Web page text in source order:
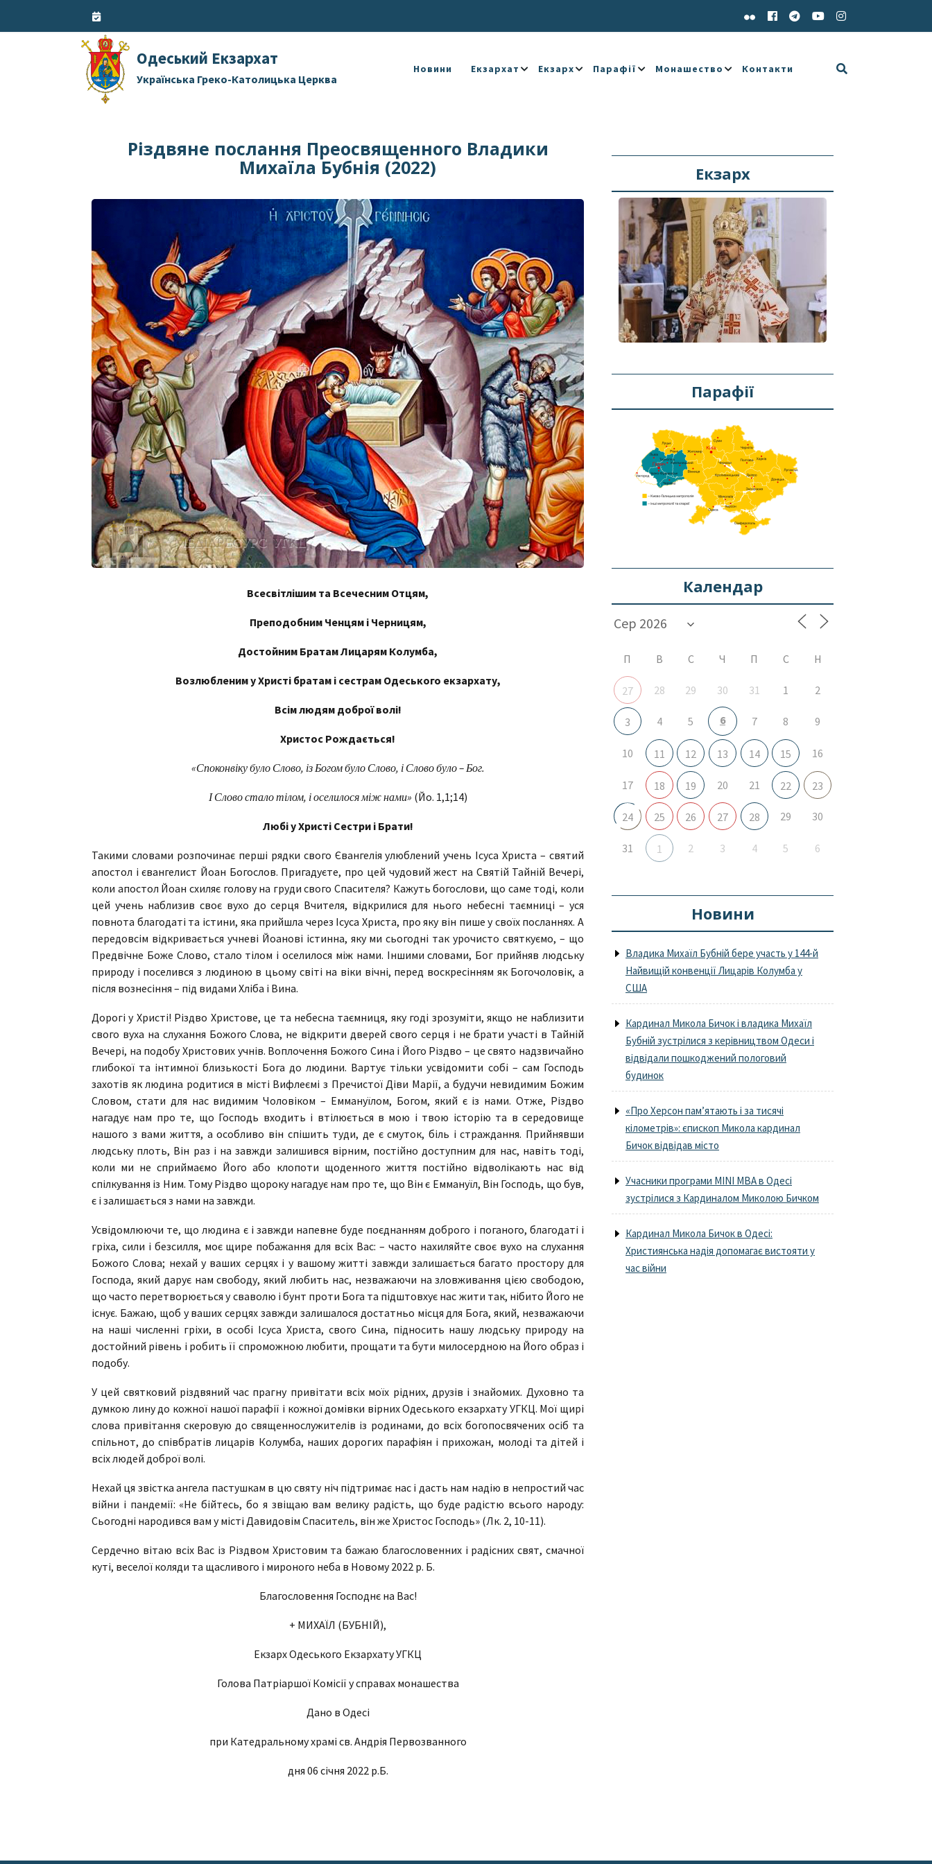
Одеський Екзархат
Українська Греко-Католицька Церква
Новини Екзархат Екзарх Парафії Монашество Контакти
Різдвяне послання Преосвященного Владики
Михаїла Бубнія (2022)
Всесвітлішим та Всечесним Отцям,
Преподобним Ченцям і Черницям,
Достойним Братам Лицарям Колумба,
Возлюбленим у Христі братам і сестрам Одеського екзархату,
Всім людям доброї волі!
Христос Рождається!
«Споконвіку було Слово, із Богом було Слово, і Слово було – Бог.
І Слово стало тілом, і оселилося між нами» (Йо. 1,1;14)
Любі у Христі Сестри і Брати!
Такими словами розпочинає перші рядки свого Євангелія улюблений учень Ісуса Христа – святий
апостол і євангелист Йоан Богослов. Пригадуєте, про цей чудовий жест на Святій Тайній Вечері,
коли апостол Йоан схиляє голову на груди свого Спасителя? Кажуть богослови, що саме тоді, коли
цей учень наблизив своє вухо до серця Вчителя, відкрилися для нього небесні таємниці – уся
повнота благодаті та істини, яка прийшла через Ісуса Христа, про яку він пише у своїх посланнях. А
передовсім відкривається учневі Йоанові істинна, яку ми сьогодні так урочисто святкуємо, – що
Предвічне Боже Слово, стало тілом і оселилося між нами. Іншими словами, Бог прийняв людську
природу і поселився з людиною в цьому світі на віки вічні, перед воскресінням як Богочоловік, а
після вознесіння – під видами Хліба і Вина.
Дорогі у Христі! Різдво Христове, це та небесна таємниця, яку годі зрозуміти, якщо не наблизити
свого вуха на слухання Божого Слова, не відкрити дверей свого серця і не брати участі в Тайній
Вечері, на подобу Христових учнів. Воплочення Божого Сина і Його Різдво – це свято надзвичайно
глибокої та інтимної близькості Бога до людини. Вартує тільки усвідомити собі – сам Господь
захотів як людина родитися в місті Вифлеємі з Пречистої Діви Марії, а будучи невидимим Божим
Словом, стати для нас видимим Чоловіком – Еммануїлом, Богом, який є із нами. Отже, Різдво
нагадує нам про те, що Господь входить і втілюється в мою і твою історію та в середовище
нашого з вами життя, а особливо він спішить туди, де є смуток, біль і страждання. Прийнявши
людську плоть, Він раз і на завжди залишився вірним, постійно доступним для нас, навіть тоді,
коли ми не сприймаємо Його або клопоти щоденного життя постійно відволікають нас від
спілкування із Ним. Тому Різдво щороку нагадує нам про те, що Він є Еммануїл, Він Господь, що був,
є і залишається з нами на завжди.
Усвідомлюючи те, що людина є і завжди напевне буде поєднанням доброго і поганого, благодаті і
гріха, сили і безсилля, моє щире побажання для всіх Вас: – часто нахиляйте своє вухо на слухання
Божого Слова; нехай у ваших серцях і у вашому житті завжди залишається багато простору для
Господа, який дарує нам свободу, який любить нас, незважаючи на зловживання цією свободою,
що часто перетворюється у сваволю і бунт проти Бога та підштовхує нас жити так, нібито Його не
існує. Бажаю, щоб у ваших серцях завжди залишалося достатньо місця для Бога, який, незважаючи
на наші численні гріхи, в особі Ісуса Христа, свого Сина, підносить нашу людську природу на
достойний рівень і робить її спроможною любити, прощати та бути милосердною на Його образ і
подобу.
У цей святковий різдвяний час прагну привітати всіх моїх рідних, друзів і знайомих. Духовно та
думкою лину до кожної нашої парафії і кожної домівки вірних Одеського екзархату УГКЦ. Мої щирі
слова привітання скеровую до священнослужителів із родинами, до всіх богопосвячених осіб та
спільнот, до співбратів лицарів Колумба, наших дорогих парафіян і прихожан, молоді та дітей і
всіх людей доброї волі.
Нехай ця звістка ангела пастушкам в цю святу ніч підтримає нас і дасть нам надію в непростий час
війни і пандемії: «Не бійтесь, бо я звіщаю вам велику радість, що буде радістю всього народу:
Сьогодні народився вам у місті Давидовім Спаситель, він же Христос Господь» (Лк. 2, 10-11).
Сердечно вітаю всіх Вас із Різдвом Христовим та бажаю благословенних і радісних свят, смачної
куті, веселої коляди та щасливого і мироного неба в Новому 2022 р. Б.
Благословення Господнє на Вас!
+ МИХАЇЛ (БУБНІЙ),
Екзарх Одеського Екзархату УГКЦ
Голова Патріаршої Комісії у справах монашества
Дано в Одесі
при Катедральному храмі св. Андрія Первозванного
дня 06 січня 2022 р.Б.
Екзарх
Парафії
Календар
П В С Ч П С Н
27 28 29 30 31 1 2
3 4 5 6 7 8 9
10 11 12 13 14 15 16
17 18 19 20 21 22 23
24 25 26 27 28 29 30
31 1 2 3 4 5 6
Новини
Владика Михаїл Бубній бере участь у 144-й
Найвищій конвенції Лицарів Колумба у
США
Кардинал Микола Бичок і владика Михаїл
Бубній зустрілися з керівництвом Одеси і
відвідали пошкоджений пологовий
будинок
«Про Херсон пам’ятають і за тисячі
кілометрів»: єпископ Микола кардинал
Бичок відвідав місто
Учасники програми MINI MBA в Одесі
зустрілися з Кардиналом Миколою Бичком
Кардинал Микола Бичок в Одесі:
Християнська надія допомагає вистояти у
час війни